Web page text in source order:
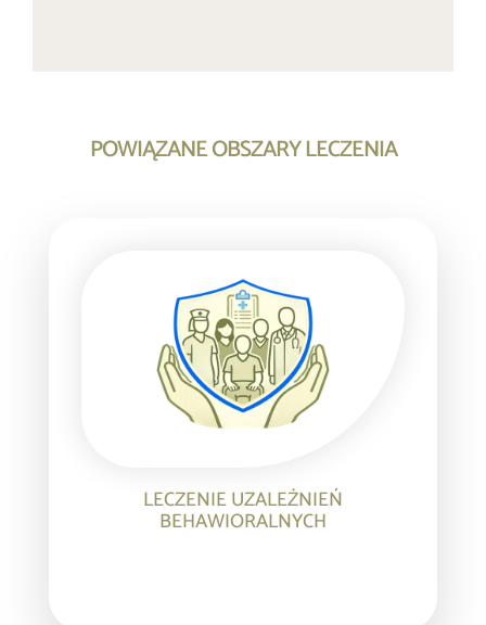
POWIĄZANE OBSZARY LECZENIA
LECZENIE UZALEŻNIEŃ
BEHAWIORALNYCH